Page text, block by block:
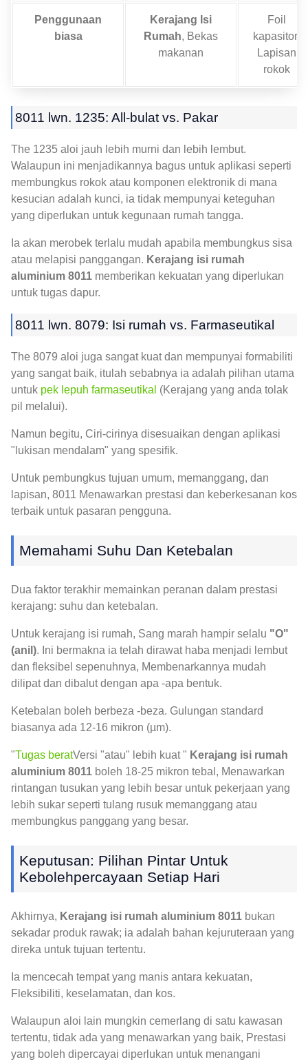
Penggunaan
biasa
Kerajang Isi
Rumah, Bekas
makanan
Foil
kapasitor,
Lapisan
rokok
8011 lwn. 1235: All-bulat vs. Pakar
The 1235 aloi jauh lebih murni dan lebih lembut.
Walaupun ini menjadikannya bagus untuk aplikasi seperti
membungkus rokok atau komponen elektronik di mana
kesucian adalah kunci, ia tidak mempunyai keteguhan
yang diperlukan untuk kegunaan rumah tangga.
Ia akan merobek terlalu mudah apabila membungkus sisa
atau melapisi panggangan. Kerajang isi rumah
aluminium 8011 memberikan kekuatan yang diperlukan
untuk tugas dapur.
8011 lwn. 8079: Isi rumah vs. Farmaseutikal
The 8079 aloi juga sangat kuat dan mempunyai formabiliti
yang sangat baik, itulah sebabnya ia adalah pilihan utama
untuk pek lepuh farmaseutikal (Kerajang yang anda tolak
pil melalui).
Namun begitu, Ciri-cirinya disesuaikan dengan aplikasi
"lukisan mendalam" yang spesifik.
Untuk pembungkus tujuan umum, memanggang, dan
lapisan, 8011 Menawarkan prestasi dan keberkesanan kos
terbaik untuk pasaran pengguna.
Memahami Suhu Dan Ketebalan
Dua faktor terakhir memainkan peranan dalam prestasi
kerajang: suhu dan ketebalan.
Untuk kerajang isi rumah, Sang marah hampir selalu "O"
(anil). Ini bermakna ia telah dirawat haba menjadi lembut
dan fleksibel sepenuhnya, Membenarkannya mudah
dilipat dan dibalut dengan apa -apa bentuk.
Ketebalan boleh berbeza -beza. Gulungan standard
biasanya ada 12-16 mikron (µm).
"Tugas beratVersi "atau" lebih kuat " Kerajang isi rumah
aluminium 8011 boleh 18-25 mikron tebal, Menawarkan
rintangan tusukan yang lebih besar untuk pekerjaan yang
lebih sukar seperti tulang rusuk memanggang atau
membungkus panggang yang besar.
Keputusan: Pilihan Pintar Untuk
Kebolehpercayaan Setiap Hari
Akhirnya, Kerajang isi rumah aluminium 8011 bukan
sekadar produk rawak; ia adalah bahan kejuruteraan yang
direka untuk tujuan tertentu.
Ia mencecah tempat yang manis antara kekuatan,
Fleksibiliti, keselamatan, dan kos.
Walaupun aloi lain mungkin cemerlang di satu kawasan
tertentu, tidak ada yang menawarkan yang baik, Prestasi
yang boleh dipercayai diperlukan untuk menangani